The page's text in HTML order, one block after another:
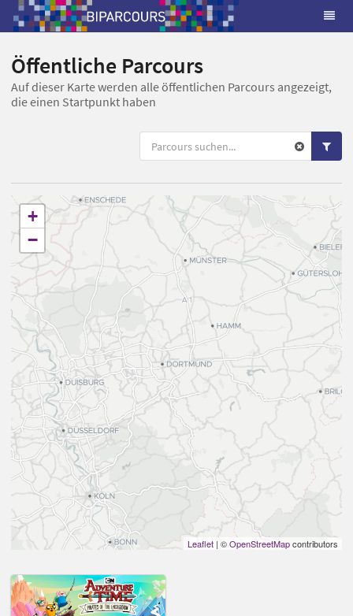
Öffentliche Parcours
Auf dieser Karte werden alle öffentlichen Parcours angezeigt,
die einen Startpunkt haben
+
−
Leaflet | ©OpenStreetMapcontributors